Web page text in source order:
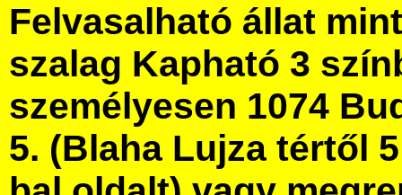
Felvasalható állat
szalag Kapható 3
személyesen 1074
5. (Blaha Lujza tértől